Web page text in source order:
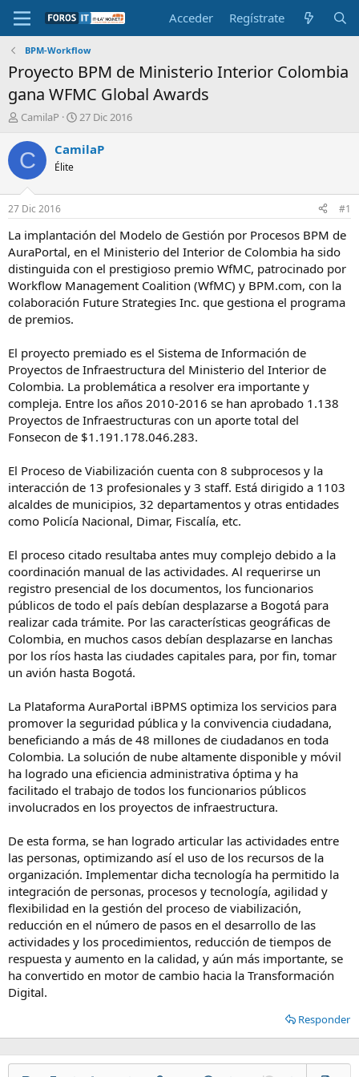
Acceder Regístrate
BPM-Workflow
Proyecto BPM de Ministerio Interior Colombia
gana WFMC Global Awards
I
i
c
a
d
o
r
e
l
t
e
m
CamilaP
F
c
i
n
c
i
o
27 Dic 2016
C CamilaP
Élite
27 Dic 2016 #1
La implantación del Modelo de Gestión por Procesos BPM de
AuraPortal, en el Ministerio del Interior de Colombia ha sido
distinguida con el prestigioso premio WfMC, patrocinado por
Workflow Management Coalition (WfMC) y BPM.com, con la
colaboración Future Strategies Inc. que gestiona el programa
de premios.
El proyecto premiado es el Sistema de Información de
Proyectos de Infraestructura del Ministerio del Interior de
Colombia. La problemática a resolver era importante y
compleja. Entre los años 2010-2016 se han aprobado 1.138
Proyectos de Infraestructuras con un aporte total del
Fonsecon de $1.191.178.046.283.
El Proceso de Viabilización cuenta con 8 subprocesos y la
interacción de 13 profesionales y 3 staff. Está dirigido a 1103
alcaldes de municipios, 32 departamentos y otras entidades
como Policía Nacional, Dimar, Fiscalía, etc.
El proceso citado resultaba antes muy complejo debido a la
coordinación manual de las actividades. Al requerirse un
registro presencial de los documentos, los funcionarios
públicos de todo el país debían desplazarse a Bogotá para
realizar cada trámite. Por las características geográficas de
Colombia, en muchos casos debían desplazarse en lanchas
por los ríos hasta las ciudades capitales para, por fin, tomar
un avión hasta Bogotá.
La Plataforma AuraPortal iBPMS optimiza los servicios para
promover la seguridad pública y la convivencia ciudadana,
beneficiando a más de 48 millones de ciudadanos en toda
Colombia. La solución de nube altamente disponible y móvil
ha logrado una eficiencia administrativa óptima y ha
facilitado el trabajo de todos los funcionarios públicos
involucrados en los proyectos de infraestructura.
De esta forma, se han logrado articular las actividades entre
las personas, optimizando así el uso de los recursos de la
organización. Implementar dicha tecnología ha permitido la
integración de personas, procesos y tecnología, agilidad y
flexibilidad en la gestión del proceso de viabilización,
reducción en el número de pasos en el desarrollo de las
actividades y los procedimientos, reducción de tiempos de
respuesta y aumento en la calidad, y aún más importante, se
ha convertido en motor de cambio hacia la Transformación
Digital.
Responder